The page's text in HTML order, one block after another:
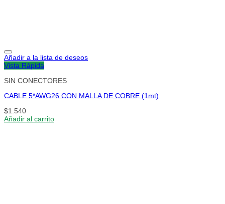
Añadir a la lista de deseos
Vista Rápida
SIN CONECTORES
CABLE 5*AWG26 CON MALLA DE COBRE (1mt)
$1.540
Añadir al carrito